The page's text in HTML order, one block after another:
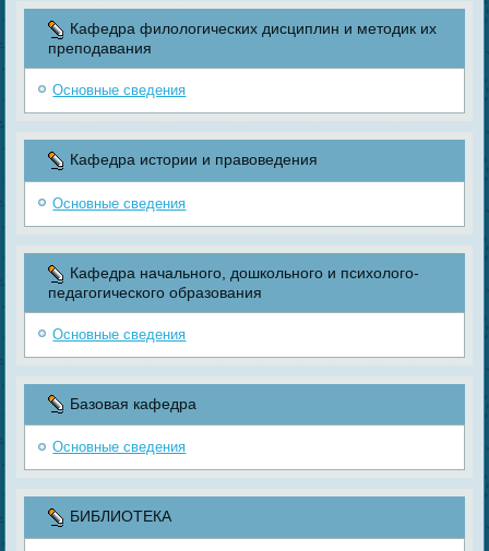
Кафедра филологических дисциплин и методик их
преподавания
Основные сведения
Кафедра истории и правоведения
Основные сведения
Кафедра начального, дошкольного и психолого-
педагогического образования
Основные сведения
Базовая кафедра
Основные сведения
БИБЛИОТЕКА